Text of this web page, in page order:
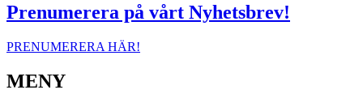
Prenumerera på vårt Nyhetsbrev!
PRENUMERERA HÄR!
MENY